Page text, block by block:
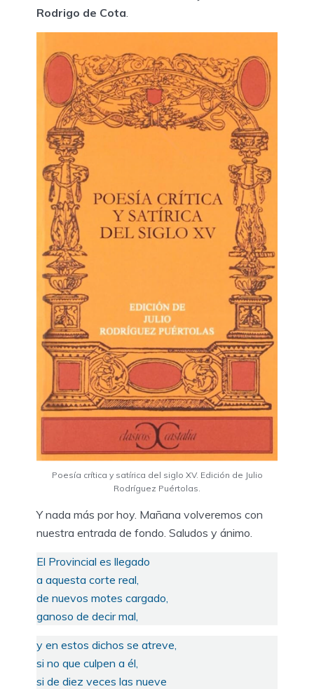
Rodrigo de Cota
Poesía crítica y satírica del siglo XV. Edición de Julio
Rodríguez Puértolas.
Y nada más por hoy. Mañana volveremos con
nuestra entrada de fondo. Saludos y ánimo.
El Provincial es llegado
a aquesta corte real,
de nuevos motes cargado,
ganoso de decir mal,
y en estos dichos se atreve,
si no que culpen a él,
si de diez veces las nueve